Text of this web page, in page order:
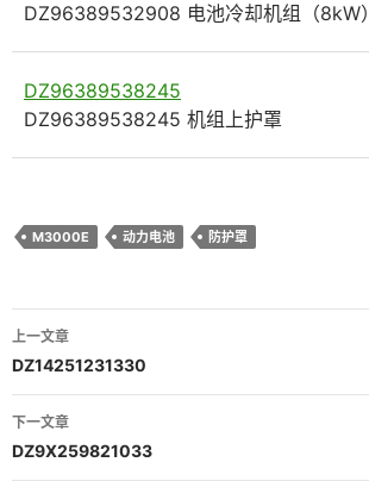
DZ96389532908 电池冷却机组（8kW）
DZ96389538245
DZ96389538245 机组上护罩
M3000E 动力电池 防护罩
文
章
导
航
上一文章
DZ14251231330
下一文章
DZ9X259821033